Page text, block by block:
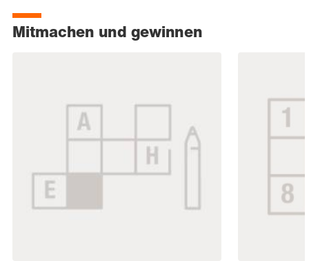
Mitmachen und gewinnen